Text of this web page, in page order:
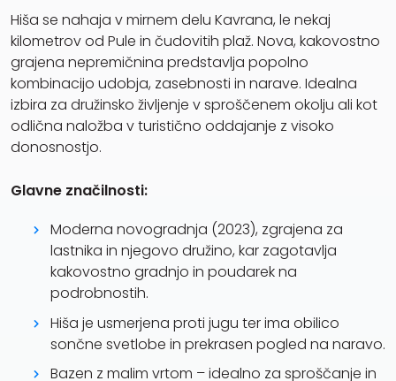
Hiša se nahaja v mirnem delu Kavrana, le nekaj
kilometrov od Pule in čudovitih plaž. Nova, kakovostno
grajena nepremičnina predstavlja popolno
kombinacijo udobja, zasebnosti in narave. Idealna
izbira za družinsko življenje v sproščenem okolju ali kot
odlična naložba v turistično oddajanje z visoko
donosnostjo.
Glavne značilnosti:
Moderna novogradnja (2023), zgrajena za
lastnika in njegovo družino, kar zagotavlja
kakovostno gradnjo in poudarek na
podrobnostih.
Hiša je usmerjena proti jugu ter ima obilico
sončne svetlobe in prekrasen pogled na naravo.
Bazen z malim vrtom – idealno za sproščanje in